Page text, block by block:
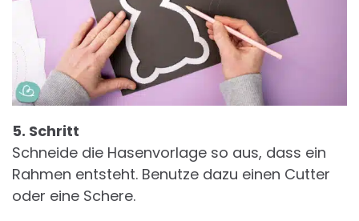
5. Schritt
Schneide die Hasenvorlage so aus, dass ein
Rahmen entsteht. Benutze dazu einen Cutter
oder eine Schere.